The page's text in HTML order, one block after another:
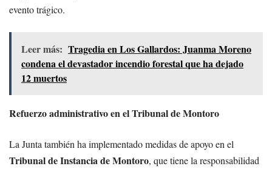
evento trágico.
Leer más: Tragedia en Los Gallardos: Juanma Moreno
condena el devastador incendio forestal que ha dejado
12 muertos
Refuerzo administrativo en el Tribunal de Montoro
La Junta también ha implementado medidas de apoyo en el
Tribunal de Instancia de Montoro, que tiene la responsabilidad